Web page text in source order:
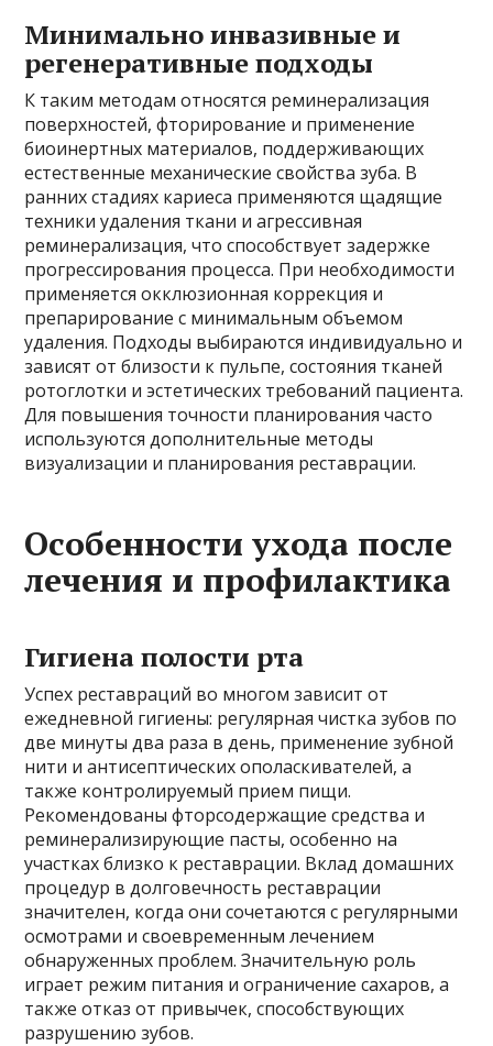
Минимально инвазивные и
регенеративные подходы
К таким методам относятся реминерализация
поверхностей, фторирование и применение
биоинертных материалов, поддерживающих
естественные механические свойства зуба. В
ранних стадиях кариеса применяются щадящие
техники удаления ткани и агрессивная
реминерализация, что способствует задержке
прогрессирования процесса. При необходимости
применяется окклюзионная коррекция и
препарирование с минимальным объемом
удаления. Подходы выбираются индивидуально и
зависят от близости к пульпе, состояния тканей
ротоглотки и эстетических требований пациента.
Для повышения точности планирования часто
используются дополнительные методы
визуализации и планирования реставрации.
Особенности ухода после
лечения и профилактика
Гигиена полости рта
Успех реставраций во многом зависит от
ежедневной гигиены: регулярная чистка зубов по
две минуты два раза в день, применение зубной
нити и антисептических ополаскивателей, а
также контролируемый прием пищи.
Рекомендованы фторсодержащие средства и
реминерализирующие пасты, особенно на
участках близко к реставрации. Вклад домашних
процедур в долговечность реставрации
значителен, когда они сочетаются с регулярными
осмотрами и своевременным лечением
обнаруженных проблем. Значительную роль
играет режим питания и ограничение сахаров, а
также отказ от привычек, способствующих
разрушению зубов.